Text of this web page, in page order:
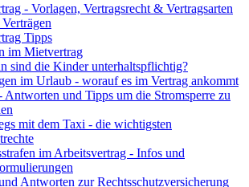
- Vorlagen, Vertragsrecht & Vertragsarten
Tipps
im Mietvertrag
sind die Kinder unterhaltspflichtig?
im Urlaub - worauf es im Vertrag ankommt
Antworten und Tipps um die Stromsperre zu
mit dem Taxi - die wichtigsten
im Arbeitsvertrag - Infos und
Antworten zur Rechtsschutzversicherung